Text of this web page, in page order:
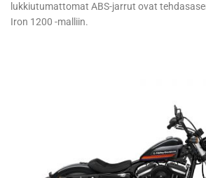
lukkiutumattomat ABS-jarrut ovat
Iron 1200 -malliin.